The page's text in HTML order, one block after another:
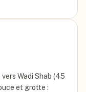
Wadi Shab (45
et grotte :